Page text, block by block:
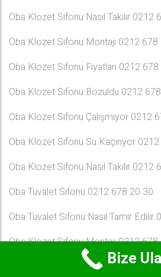
Oba Klozet Sifonu Nasıl Takılır 0212
Oba Klozet Sifonu Montajı 0212
Oba Klozet Sifonu Fiyatları 0212
Oba Klozet Sifonu Bozuldu 0212
Oba Klozet Sifonu Çalışmıyor 0212
Oba Klozet Sifonu Su Kaçırıyor
Oba Klozet Sifonu Nasıl Takılır 0212
Oba Tuvalet Sifonu 0212 678 20 30
Oba Tuvalet Sifonu Nasıl Tamir
Oba Klozet Sifonu Montajı 0212
Oba Klozet Sifonu Değiştirme 0212
Bize